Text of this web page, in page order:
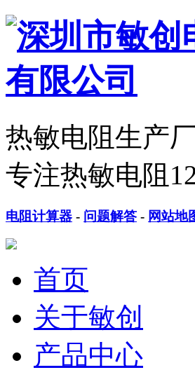
热敏电阻生产
专注热敏电阻
电阻计算器 - 问题解答 - 网站地
首页
关于敏创
产品中心